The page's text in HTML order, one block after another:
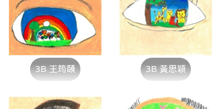
3B 王筠頤 3B 黃思穎